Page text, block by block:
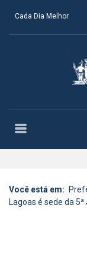
Cada Dia Melhor
Você está em:
Lagoas é sede da